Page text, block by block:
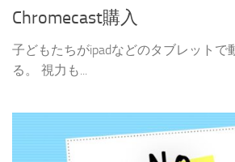
Chromecast購入
子どもたちがipadなどのタブレットで
る。 視力も...